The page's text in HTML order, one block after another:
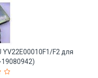
YV22E00010F1/F2 для
19080942)